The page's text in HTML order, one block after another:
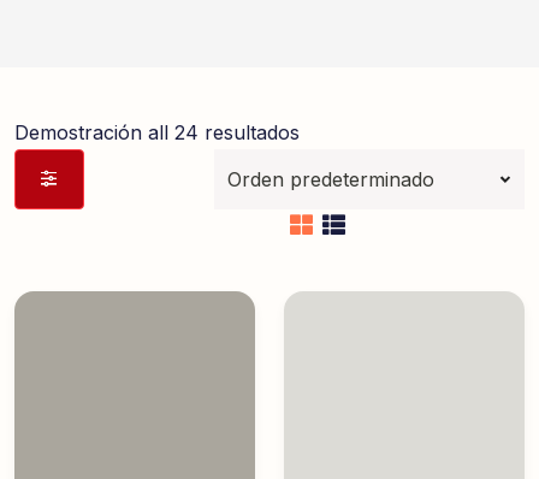
Demostración all 24 resultados